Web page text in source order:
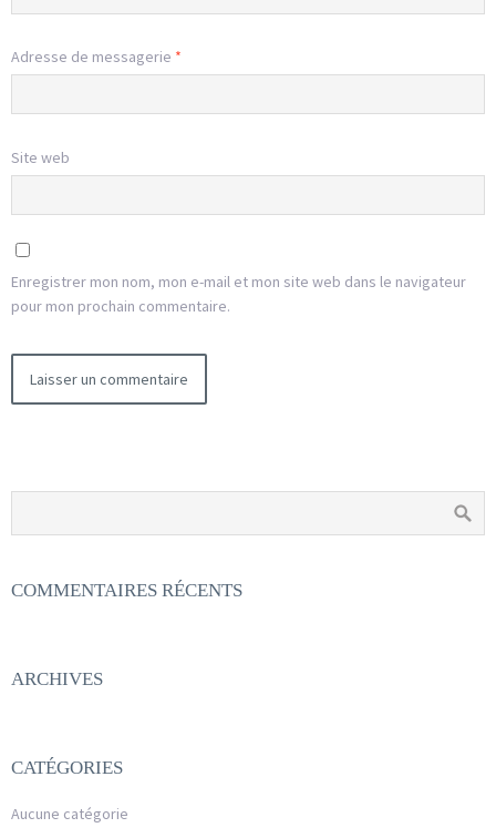
Adresse de messagerie *
Site web
Enregistrer mon nom, mon e-mail et mon site web dans le navigateur
pour mon prochain commentaire.
COMMENTAIRES RÉCENTS
ARCHIVES
CATÉGORIES
Aucune catégorie